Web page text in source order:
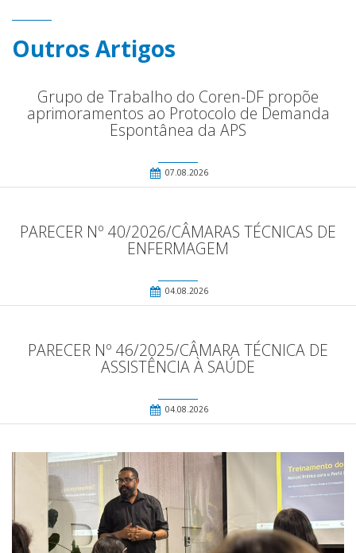
Outros Artigos
Grupo de Trabalho do Coren-DF propõe
aprimoramentos ao Protocolo de Demanda
Espontânea da APS
07.08.2026
PARECER Nº 40/2026/CÂMARAS TÉCNICAS DE
ENFERMAGEM
04.08.2026
PARECER Nº 46/2025/CÂMARA TÉCNICA DE
ASSISTÊNCIA À SAÚDE
04.08.2026